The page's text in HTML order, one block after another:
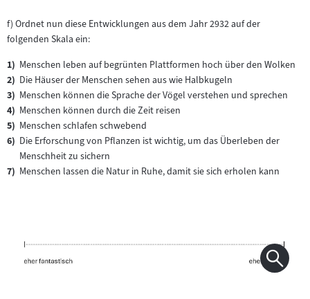
f) Ordnet nun diese Entwicklungen aus dem Jahr 2932 auf der
folgenden Skala ein:
Menschen leben auf begrünten Plattformen hoch über den Wolken
Die Häuser der Menschen sehen aus wie Halbkugeln
Menschen können die Sprache der Vögel verstehen und sprechen
Menschen können durch die Zeit reisen
Menschen schlafen schwebend
Die Erforschung von Pflanzen ist wichtig, um das Überleben der
Menschheit zu sichern
Menschen lassen die Natur in Ruhe, damit sie sich erholen kann